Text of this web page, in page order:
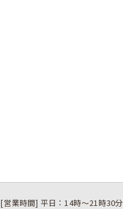
[営業時間] 平日：14時～21時30